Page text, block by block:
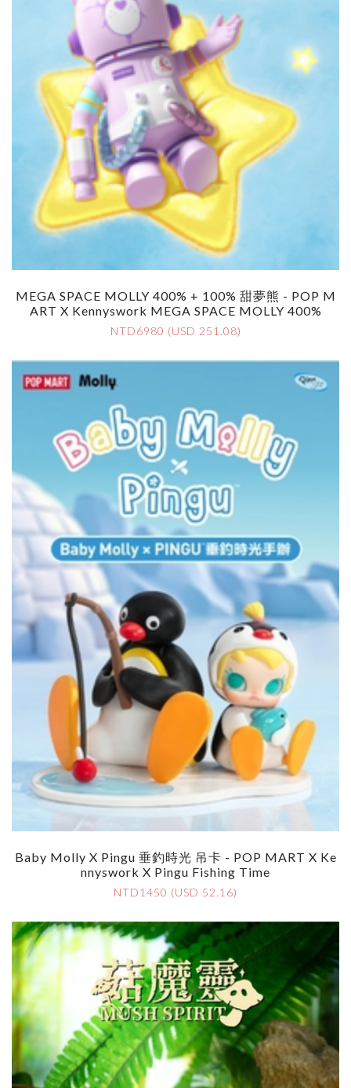
MEGA SPACE MOLLY 400% + 100% 甜夢熊 - POP M
ART X Kennyswork MEGA SPACE MOLLY 400%
NTD6980 (USD 251.08)
Baby Molly X Pingu 垂釣時光 吊卡 - POP MART X Ke
Nnyswork X Pingu Fishing Time
NTD1450 (USD 52.16)